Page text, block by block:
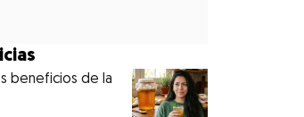
beneficios de la